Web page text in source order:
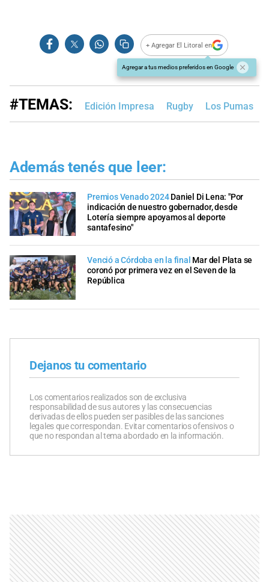
+ Agregar El Litoral en
Agregar a tus medios preferidos en Google
#TEMAS: Edición Impresa Rugby Los Pumas
Además tenés que leer:
Premios Venado 2024 Daniel Di Lena: "Por
indicación de nuestro gobernador, desde
Lotería siempre apoyamos al deporte
santafesino"
Venció a Córdoba en la final Mar del Plata se
coronó por primera vez en el Seven de la
República
Dejanos tu comentario
Los comentarios realizados son de exclusiva
responsabilidad de sus autores y las consecuencias
derivadas de ellos pueden ser pasibles de las sanciones
legales que correspondan. Evitar comentarios ofensivos o
que no respondan al tema abordado en la información.